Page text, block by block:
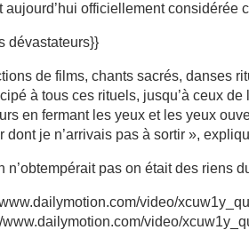
aujourd’hui officiellement considérée
dévastateurs}}
de films, chants sacrés, danses
à tous ces rituels, jusqu’à ceux
en fermant les yeux et les yeux
dont je n’arrivais pas à sortir »,
n’obtempérait pas on était des riens
video/
www.dailymotion.com/video/